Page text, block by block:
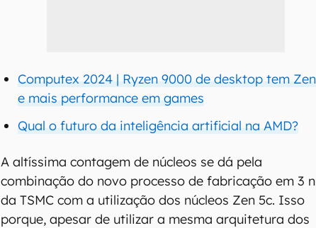
Computex 2024 | Ryzen 9000 de desktop tem
e mais performance em games
Qual o futuro da inteligência artificial na AMD?
A altíssima contagem de núcleos se dá pela
combinação do novo processo de fabricação em 3
da TSMC com a utilização dos núcleos Zen 5c. Isso
porque, apesar de utilizar a mesma arquitetura dos